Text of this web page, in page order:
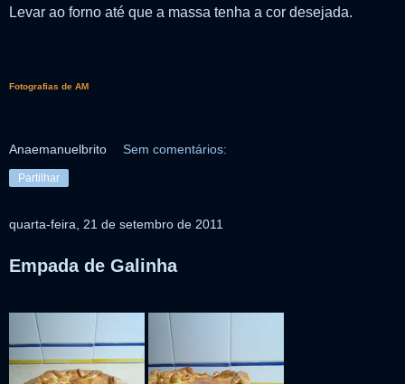
Levar ao forno até que a massa tenha a cor desejada.
Fotografias de AM
Anaemanuelbrito Sem comentários:
Partilhar
quarta-feira, 21 de setembro de 2011
Empada de Galinha